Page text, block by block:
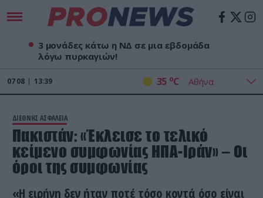
3 μονάδες κάτω η ΝΔ σε μια εβδομάδα
λόγω πυρκαγιών!
07 08 13:39 35 oC
ΔΙΕΘΝΗΣ ΑΣΦΑΛΕΙΑ
Πακιστάν: «Έκλεισε το τελικό
κείμενο συμφωνίας ΗΠΑ-Ιράν» – Οι
όροι της συμφωνίας
«Η ειρήνη δεν ήταν ποτέ τόσο κοντά όσο είναι